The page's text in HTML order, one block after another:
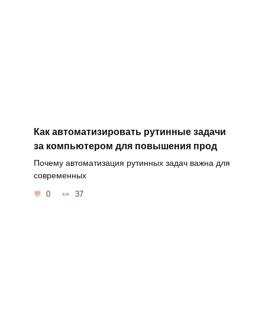
Как автоматизировать рутинные задачи
за компьютером для повышения прод
Почему автоматизация рутинных задач важна для
современных
0 37